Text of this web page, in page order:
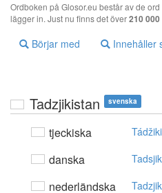
Ordboken på Glosor.eu består av de
lägger in. Just nu finns det över210
Börjar med Innehåller
Tadzjikistan svenska
tjeckiska
danska
nederländska